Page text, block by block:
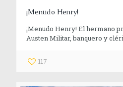
¡Menudo Henry!
¡Menudo Henry! El hermano
Austen Militar, banquero y
117